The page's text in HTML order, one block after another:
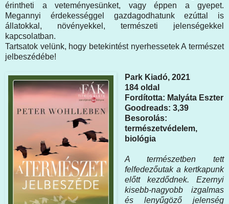
érintheti a veteményesünket, vagy éppen a gyepet.
Megannyi érdekességgel gazdagodhatunk ezúttal is
állatokkal, növényekkel, természeti jelenségekkel
kapcsolatban.
Tartsatok velünk, hogy betekintést nyerhessetek A természet
jelbeszédébe!
Park Kiadó, 2021
184 oldal
Fordította: Malyáta Eszter
Goodreads: 3,39
Besorolás:
természetvédelem,
biológia
A ​természetben tett
felfedezőutak a kertkapunk
előtt kezdődnek. Ezernyi
kisebb-nagyobb izgalmas
és lenyűgöző jelenség